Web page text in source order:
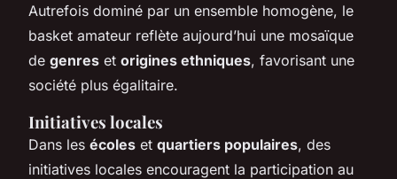
Autrefois dominé par un ensemble homogène, le
basket amateur reflète aujourd’hui une mosaïque
de genres et origines ethniques, favorisant une
société plus égalitaire.
Initiatives locales
Dans les écoles et quartiers populaires, des
initiatives locales encouragent la participation au